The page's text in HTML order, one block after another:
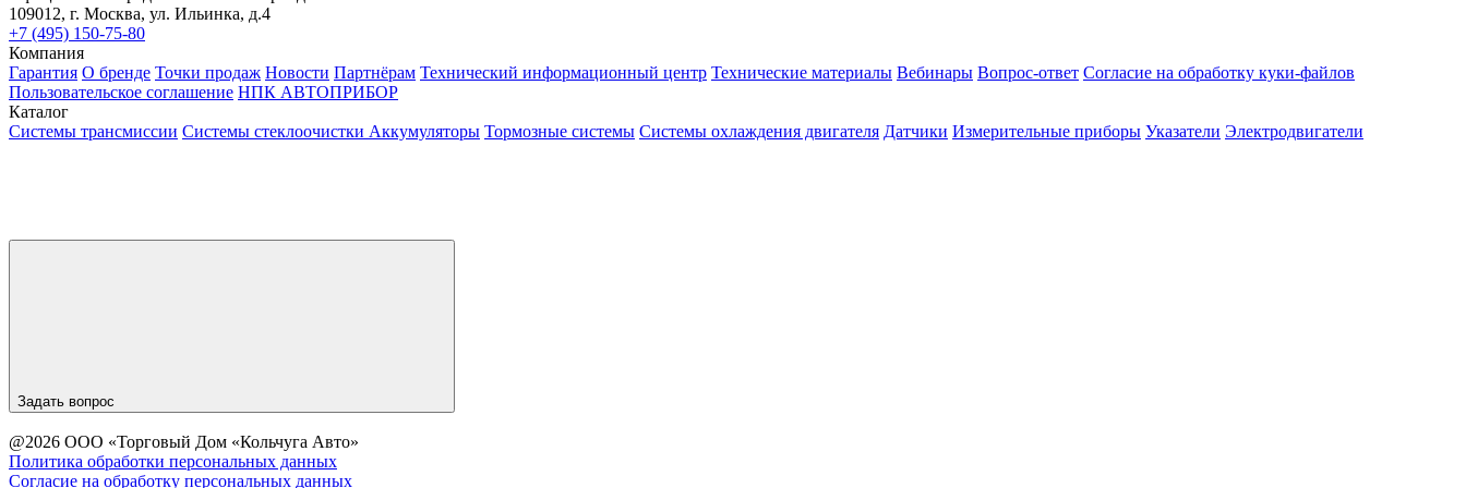
109012, г. Москва, ул. Ильинка, д.4
+7 (495) 150-75-80
Компания
Гарантия О бренде Точки продаж Новости Партнёрам Технический информационный центр Технические материалы Вебинары Вопрос-ответ Согласие на обработку куки-файлов
Пользовательское соглашение НПК АВТОПРИБОР
Каталог
Системы трансмиссии Системы стеклоочистки Аккумуляторы Тормозные системы Системы охлаждения двигателя Датчики Измерительные приборы Указатели Электродвигатели
Задать вопрос
@2026 ООО «Торговый Дом «Кольчуга Авто»
Политика обработки персональных данных
Согласие на обработку персональных данных